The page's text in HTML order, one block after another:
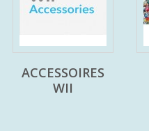
ACCESSOIRES
WII